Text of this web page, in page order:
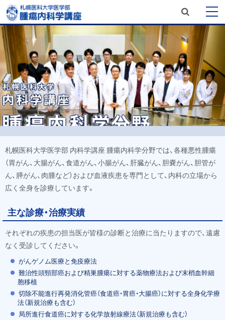
本
文
へ
メ
ニ
ュ
ー
へ
札幌医科大学医学部 内科学講座 腫
瘍内科学分野
メ
ニ
ュ
ー
開
イ
ト
内
検
索
閉
札
幌
医
科
大
学
医
学
部
内
科
学
講
座
腫
瘍
内
学
野
ホ
札幌医科大学医学部 内科学講座 腫瘍内科学分野では、各種悪性腫瘍
（胃がん、大腸がん、食道がん、小腸がん、肝臓がん、胆嚢がん、胆管が
ん、膵がん、肉腫など）および血液疾患を専門として、内科の立場から
広く全身を診療しています。
主な診療・治療実績
それぞれの疾患の担当医が皆様の診断と治療に当たりますので、遠慮
なく受診してください。
がんゲノム医療と免疫療法
難治性頭頸部癌および精巣腫瘍に対する薬物療法および末梢血幹細
胞移植
切除不能進行再発消化管癌（食道癌・胃癌・大腸癌）に対する全身化学療
法（新規治療も含む）
局所進行食道癌に対する化学放射線療法（新規治療も含む）